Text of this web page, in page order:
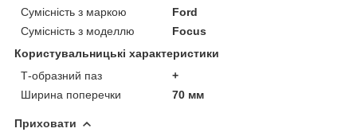
Сумісність з маркою
Ford
Сумісність з моделлю
Focus
Користувальницькі характеристики
Т-образний паз
+
Ширина поперечки
70 мм
Приховати